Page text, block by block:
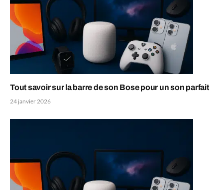
Tout savoir sur la barre de son Bose pour un son parfait
24 janvier 2026